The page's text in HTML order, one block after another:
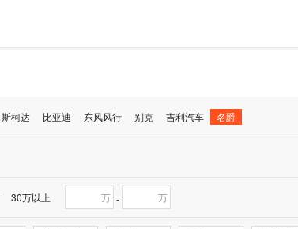
斯柯达 比亚迪 东风风行 别克 吉利汽车 名爵
30万以上 万 - 万